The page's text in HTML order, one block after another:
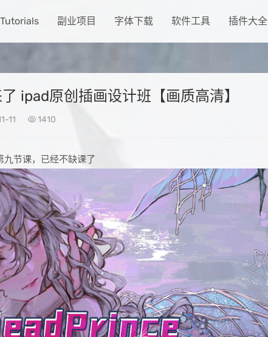
Tutorials 副业项目 字体下载 软件工具 插件大全
ipad原创插画设计班【画质高清】
11 1410
节课，已经不缺课了